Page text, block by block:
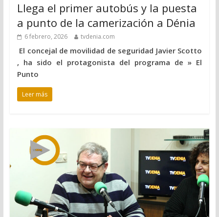
Llega el primer autobús y la puesta
a punto de la camerización a Dénia
6 febrero, 2026 tvdenia.com
El concejal de movilidad de seguridad Javier Scotto
, ha sido el protagonista del programa de » El
Punto
Leer más